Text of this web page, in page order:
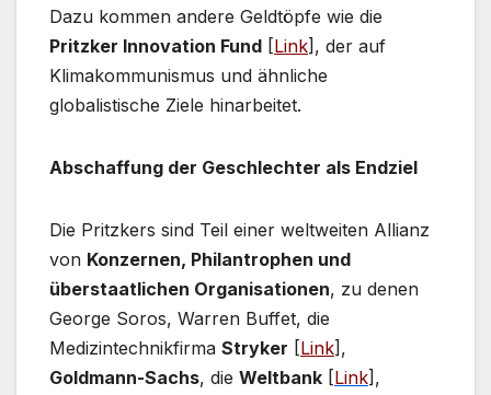
Dazu kommen andere Geldtöpfe wie die
Pritzker Innovation Fund [Link], der auf
Klimakommunismus und ähnliche
globalistische Ziele hinarbeitet.
Abschaffung der Geschlechter als Endziel
Die Pritzkers sind Teil einer weltweiten Allianz
von Konzernen, Philantrophen und
überstaatlichen Organisationen, zu denen
George Soros, Warren Buffet, die
Medizintechnikfirma Stryker [Link],
Goldmann-Sachs, die Weltbank [Link],